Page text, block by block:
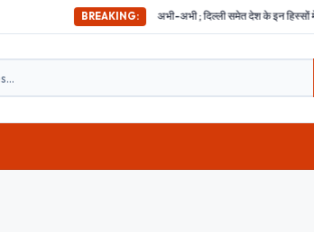
BREAKING:
अभी-अभी ; दिल्ली समेत देश के इन हिस्सों में महसूस किए गए भूकंप के